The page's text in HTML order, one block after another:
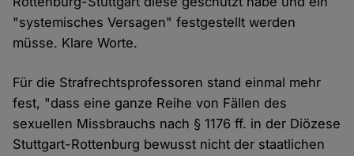
"systemisches Versagen" festgestellt werden
müsse. Klare Worte.
Für die Strafrechtsprofessoren stand einmal mehr
fest, "dass eine ganze Reihe von Fällen des
sexuellen Missbrauchs nach § 1176 ff. in der Diözese
Stuttgart-Rottenburg bewusst nicht der staatlichen